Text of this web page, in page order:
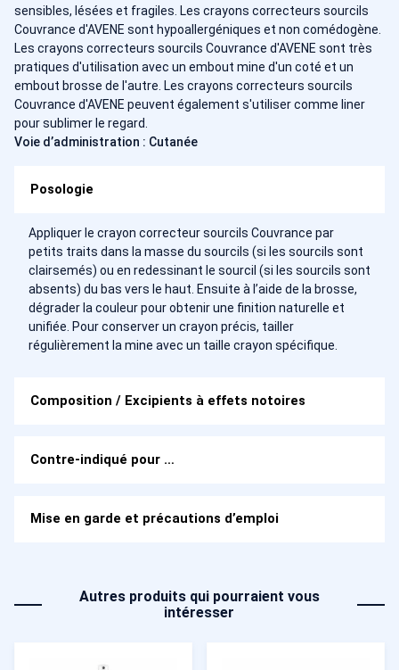
sensibles, lésées et fragiles. Les crayons correcteurs sourcils
Couvrance d'AVENE sont hypoallergéniques et non comédogène.
Les crayons correcteurs sourcils Couvrance d'AVENE sont très
pratiques d'utilisation avec un embout mine d'un coté et un
embout brosse de l'autre. Les crayons correcteurs sourcils
Couvrance d'AVENE peuvent également s'utiliser comme liner
pour sublimer le regard.
Voie d’administration : Cutanée
Posologie
Appliquer le crayon correcteur sourcils Couvrance par
petits traits dans la masse du sourcils (si les sourcils sont
clairsemés) ou en redessinant le sourcil (si les sourcils sont
absents) du bas vers le haut. Ensuite à l’aide de la brosse,
dégrader la couleur pour obtenir une finition naturelle et
unifiée. Pour conserver un crayon précis, tailler
régulièrement la mine avec un taille crayon spécifique.
Composition / Excipients à effets notoires
Contre-indiqué pour …
Mise en garde et précautions d’emploi
Autres produits qui pourraient vous
intéresser